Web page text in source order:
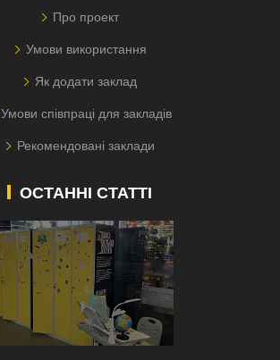
Про проект
Умови використання
Як додати заклад
Умови співпраці для закладів
Рекомендовані заклади
ОСТАННІ СТАТТІ